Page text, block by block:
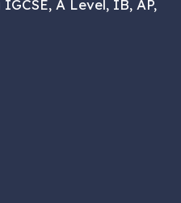
A Level, IB, AP,